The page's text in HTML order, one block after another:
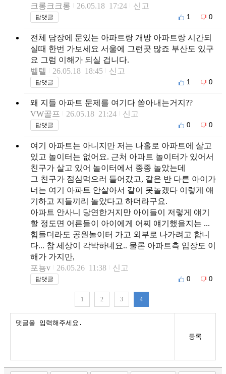
크롱크크롱
26.05.18 17:24 신고
답댓글 1 0
전체 담장에 문있는 아파트랑 개방 아파트랑 시간되
실때 한번 가보세요 서울에 그런곳 많죠 부산도 있구
요 그럼 이해가 되실 겁니다.
벨텔
26.05.18 18:45 신고
답댓글 1 0
왜 지들 아파트 문제를 여기다 쏟아내는거지??
VW골프
26.05.18 21:24 신고
답댓글 0 0
여기 아파트는 아니지만 저는 나홀로 아파트에 살고
있고 놀이터는 없어요. 근처 아파트 놀이터가 있어서
친구가 살고 있어 놀이터에서 종종 놀았는데
그 친구가 점심먹으러 들어갔고, 같은 반 다른 아이가
너는 여기 아파트 안살아서 같이 못놀겠다 이렇게 얘
기하고 지들끼리 놀았다고 하더라구요.
아파트 안사니 당연한거지만 아이들이 저렇게 얘기
할 정도면 어른들이 아이에게 어찌 얘기했을지는 ...
힘들더라도 공원놀이터 가고 외부로 나가려고 합니
다... 참 세상이 각박하네요.. 물론 아파트측 입장도 이
해가 가지만,
포뇽v
26.05.26 11:38 신고
답댓글 0 0
1 2 3 4
등록